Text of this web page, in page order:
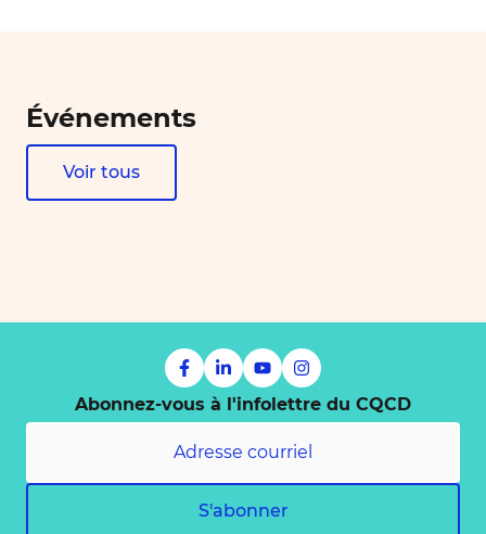
Événements
Voir tous
Abonnez-vous à l'infolettre du CQCD
S'abonner